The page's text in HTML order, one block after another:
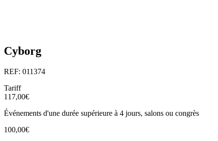
Cyborg
REF: 011374
Tariff
117,00€
Événements d'une durée supérieure à 4 jours, salons ou congrès
100,00€